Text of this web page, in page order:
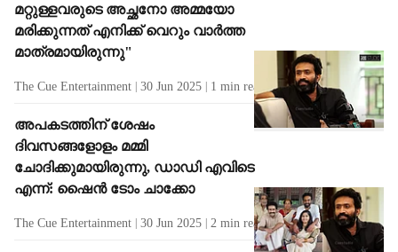
t
s
മറ്റുള്ളവരുടെ അച്ഛനോ അമ്മയോ
മരിക്കുന്നത് എനിക്ക് വെറും വാർത്ത
മാത്രമായിരുന്നു"
The Cue Entertainment 30 Jun 2025 1 min read
അപകടത്തിന് ശേഷം
ദിവസങ്ങളോളം മമ്മി
ചോദിക്കുമായിരുന്നു, ഡാഡി എവിടെ
എന്ന്: ഷൈന്‍ ടോം ചാക്കോ
The Cue Entertainment 30 Jun 2025 2 min read